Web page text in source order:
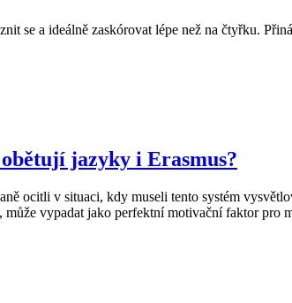
se a ideálně zaskórovat lépe než na čtyřku.
jazyky i Erasmus?
ocitli v situaci, kdy museli tento systém
vypadat jako perfektní motivační faktor pro